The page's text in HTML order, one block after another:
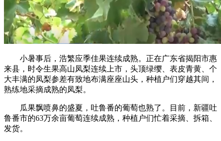
小暑事后，浩繁应季佳果连续成熟。正在广东省揭阳市惠
来县，时令生果高山凤梨连续上市，头顶绿缨、表皮青黄、个
大丰满的凤梨参差有致地布满座座山头，种植户们穿越其间，
熟练地采摘成熟的凤梨。
瓜果飘喷鼻的盛夏，吐鲁番的葡萄也熟了。目前，新疆吐
鲁番市的63万余亩葡萄连续成熟，种植户们忙着采摘、拆箱、
发货。